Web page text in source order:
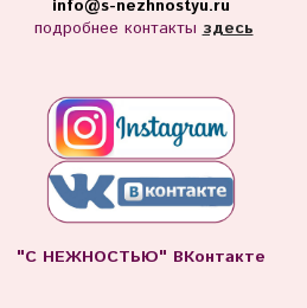
info@s-nezhnostyu.ru
подробнее контактыздесь
"С НЕЖНОСТЬЮ" ВКонтакте